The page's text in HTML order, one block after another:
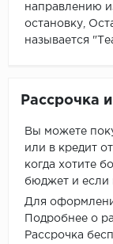
направлению
остановку,
называется
Рассрочка
Вы можете
или в кредит
когда хотите
бюджет и если
Для
Подробнее о
Рассрочка